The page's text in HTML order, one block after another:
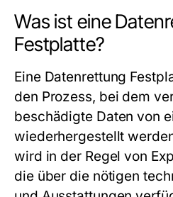
Was ist eine
Festplatte?
Eine Datenrettung
den Prozess, bei dem
beschädigte Daten von
wiederhergestellt
wird in der Regel von
die über die nötigen